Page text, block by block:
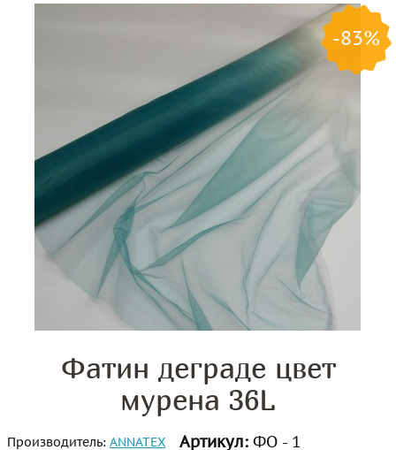
-83%
Фатин деграде цвет
мурена 36L
Производитель: ANNATEX Артикул: ФО - 1